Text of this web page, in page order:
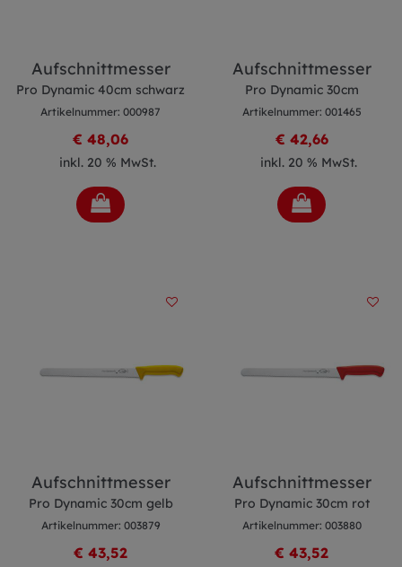
Aufschnittmesser
Pro Dynamic 40cm schwarz
Artikelnummer: 000987
€ 48,06
inkl. 20 % MwSt.
Aufschnittmesser
Pro Dynamic 30cm
Artikelnummer: 001465
€ 42,66
inkl. 20 % MwSt.
Aufschnittmesser
Pro Dynamic 30cm gelb
Artikelnummer: 003879
€ 43,52
Aufschnittmesser
Pro Dynamic 30cm rot
Artikelnummer: 003880
€ 43,52